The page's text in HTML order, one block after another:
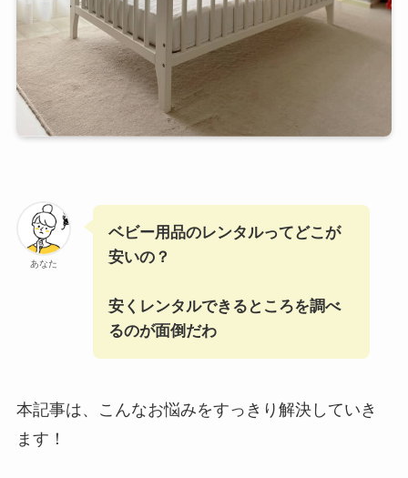
あなた
ベビー用品のレンタルってどこが
安いの？
安くレンタルできるところを調べ
るのが面倒だわ
本記事は、こんなお悩みをすっきり解決していき
ます！